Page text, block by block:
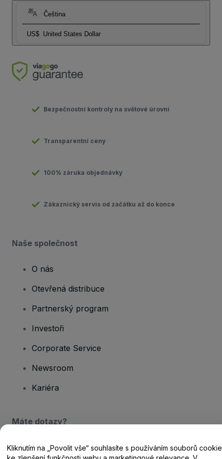
Čeština
US$ United States Dollar
Bezpečnostní kontroly na světové úrovni
Transparentní ceny
100% záruka objednávky
Zákaznický servis od začátku až do konce
Naše společnost
O nás
Otevřená distribuce
Partnerský program
Investoři
Corporate Service
Newsroom
Kariéra
Máte dotazy?
Centrum nápovědy / Kontakt
Kliknutím na „Povolit vše“ souhlasíte s používáním souborů cookie